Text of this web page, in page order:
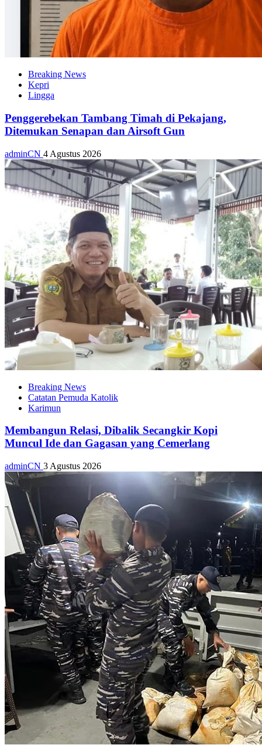
Breaking News
Kepri
Lingga
Penggerebekan Tambang Timah di Pekajang,
Ditemukan Senapan dan Airsoft Gun
adminCN 4 Agustus 2026
Breaking News
Catatan Pemuda Katolik
Karimun
Membangun Relasi, Dibalik Secangkir Kopi
Muncul Ide dan Gagasan yang Cemerlang
adminCN 3 Agustus 2026